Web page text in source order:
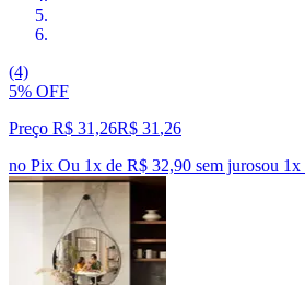
(4)
5% OFF
Preço R$ 31,26R$ 31 ,26
no Pix Ou 1x de R$ 32,90 sem jurosou 1x